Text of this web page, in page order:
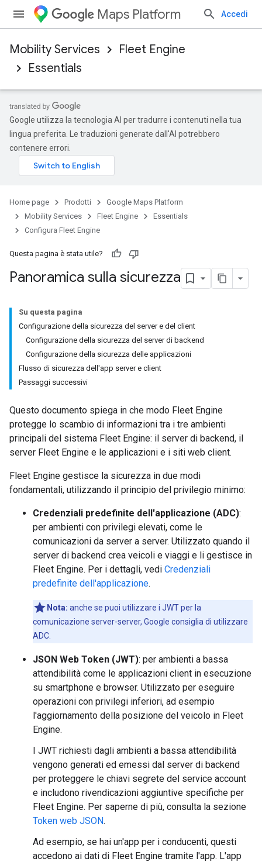
Maps Platform Accedi
Mobility Services
Fleet Engine
Essentials
Google utilizza la tecnologia AI per tradurre i contenuti nella tua
lingua preferita. Le traduzioni generate dall'AI potrebbero
contenere errori.
Home page Prodotti
Google Maps Platform
Mobility Services
Fleet Engine
Essentials
Configura Fleet Engine
Questa pagina è stata utile?
Panoramica sulla sicurezza
Su questa pagina
Configurazione della sicurezza del server e del client
Configurazione della sicurezza del server di backend
Configurazione della sicurezza delle applicazioni
Flusso di sicurezza dell'app server e client
Passaggi successivi
Questo documento spiega in che modo Fleet Engine
protegge lo scambio di informazioni tra i tre ambienti
principali del sistema Fleet Engine: il server di backend, il
server Fleet Engine e le applicazioni e i siti web client.
Fleet Engine gestisce la sicurezza in due modi
fondamentali, utilizzando il principio del privilegio minimo:
Credenziali predefinite dell'applicazione (ADC):
per ambienti con privilegi elevati, come le
comunicazioni da server a server. Utilizzato quando il
server di backend crea veicoli e viaggi e li gestisce in
Fleet Engine. Per i dettagli, vedi Credenziali
predefinite dell'applicazione.
Nota: anche se puoi utilizzare i JWT per la
comunicazione server-server, Google consiglia di utilizzare
ADC.
JSON Web Token (JWT): per ambienti a bassa
attendibilità come le applicazioni client in esecuzione
su smartphone e browser. Utilizzato per eseguire
operazioni con privilegi inferiori, ad esempio
l'aggiornamento della posizione del veicolo in Fleet
Engine.
I JWT richiesti dagli ambienti a bassa attendibilità
vengono generati ed emessi dal server di backend
per proteggere le chiavi segrete del service account
e includono rivendicazioni aggiuntive specifiche per
Fleet Engine. Per saperne di più, consulta la sezione
Token web JSON.
Ad esempio, se hai un'app per i conducenti, questi
accedono ai dati di Fleet Engine tramite l'app. L'app